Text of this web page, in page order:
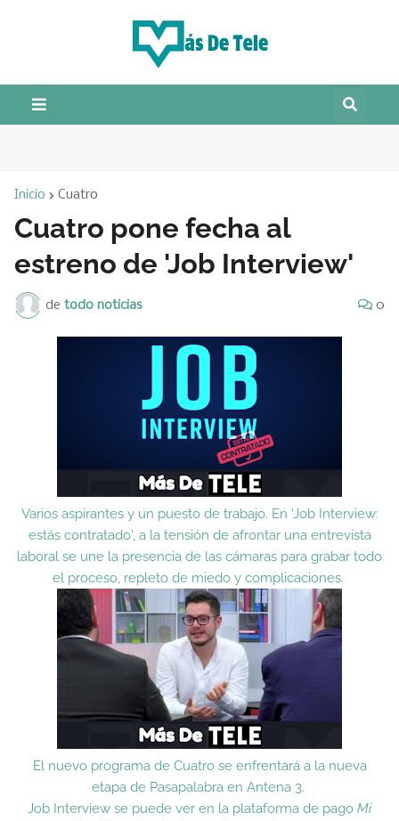
Inicio Cuatro
Cuatro pone fecha al
estreno de 'Job Interview'
de todo noticias 0
Varios aspirantes y un puesto de trabajo. En 'Job Interview:
estás contratado', a la tensión de afrontar una entrevista
laboral se une la presencia de las cámaras para grabar todo
el proceso, repleto de miedo y complicaciones.
El nuevo programa de Cuatro se enfrentará a la nueva
etapa de Pasapalabra en Antena 3.
Job Interview se puede ver en la plataforma de pago Mi